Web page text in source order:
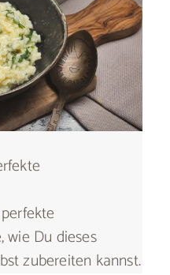
wie Du dieses
zubereiten kannst.